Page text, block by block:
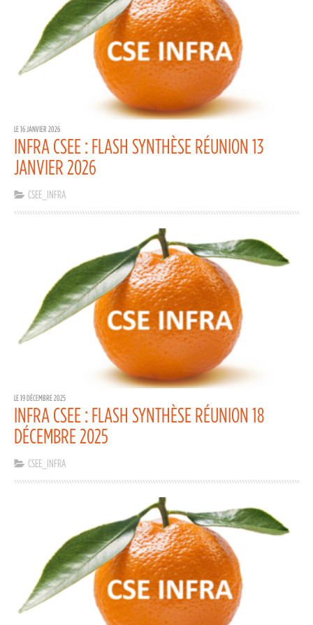
LE 16 JANVIER 2026
INFRA CSEE : FLASH SYNTHÈSE RÉUNION 13
JANVIER 2026
CSEE_INFRA
LE 19 DÉCEMBRE 2025
INFRA CSEE : FLASH SYNTHÈSE RÉUNION 18
DÉCEMBRE 2025
CSEE_INFRA